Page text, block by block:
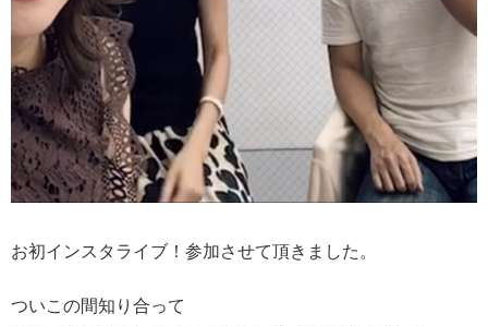
お初インスタライブ！参加させて頂きました。
ついこの間知り合って